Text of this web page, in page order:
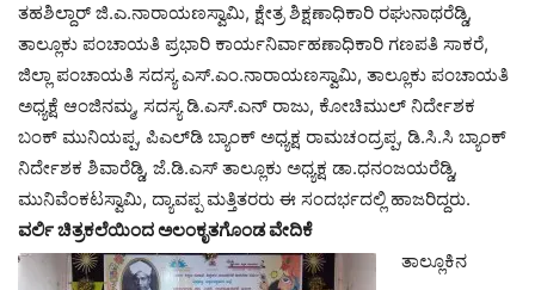
ತಹಶಿಲ್ದಾರ್‌ ಜಿ.ಎ.ನಾರಾಯಣಸ್ವಾಮಿ, ಕ್ಷೇತ್ರ ಶಿಕ್ಷಣಾಧಿಕಾರಿ ರಘುನಾಥರೆಡ್ಡಿ,
ತಾಲ್ಲೂಕು ಪಂಚಾಯತಿ ಪ್ರಭಾರಿ ಕಾರ್ಯನಿರ್ವಾಹಣಾಧಿಕಾರಿ ಗಣಪತಿ ಸಾಕರೆ,
ಜಿಲ್ಲಾ ಪಂಚಾಯತಿ ಸದಸ್ಯ ಎಸ್‌.ಎಂ.ನಾರಾಯಣಸ್ವಾಮಿ, ತಾಲ್ಲೂಕು ಪಂಚಾಯತಿ
ಅಧ್ಯಕ್ಷೆ ಆಂಜಿನಮ್ಮ, ಸದಸ್ಯ ಡಿ.ಎಸ್‌.ಎನ್‌ ರಾಜು, ಕೋಚಿಮುಲ್‌ ನಿರ್ದೇಶಕ
ಬಂಕ್‌ ಮುನಿಯಪ್ಪ, ಪಿಎಲ್‌ಡಿ ಬ್ಯಾಂಕ್‌ ಅಧ್ಯಕ್ಷ ರಾಮಚಂದ್ರಪ್ಪ, ಡಿ.ಸಿ.ಸಿ ಬ್ಯಾಂಕ್‌
ನಿರ್ದೇಶಕ ಶಿವಾರೆಡ್ಡಿ, ಜೆ.ಡಿ.ಎಸ್‌ ತಾಲ್ಲೂಕು ಅಧ್ಯಕ್ಷ ಡಾ.ಧನಂಜಯರೆಡ್ಡಿ,
ಮುನಿವೆಂಕಟಸ್ವಾಮಿ, ದ್ಯಾವಪ್ಪ ಮತ್ತಿತರರು ಈ ಸಂದರ್ಭದಲ್ಲಿ ಹಾಜರಿದ್ದರು.
ವರ್ಲಿ ಚಿತ್ರಕಲೆಯಿಂದ ಅಲಂಕೃತಗೊಂಡ ವೇದಿಕೆ
ತಾಲ್ಲೂಕಿನ